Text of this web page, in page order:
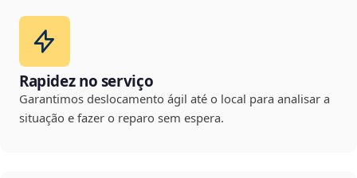
Rapidez no serviço
Garantimos deslocamento ágil até o local para analisar a
situação e fazer o reparo sem espera.